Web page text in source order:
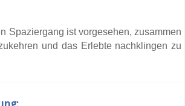
Spaziergang ist vorgesehen, zusammen
und das Erlebte nachklingen zu